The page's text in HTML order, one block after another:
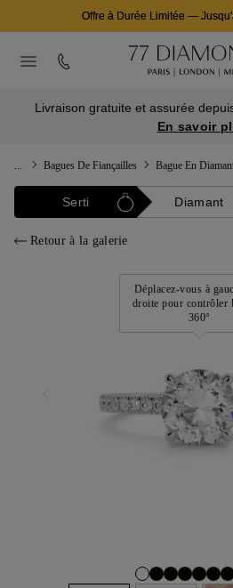
Offre à Durée Limitée —
Livraison gratuite et assurée
En savoir
Bagues De Fiançailles Bague En
Serti Diamant
Retour à la galerie
Déplacez-vous à
droite pour contrôler
360°